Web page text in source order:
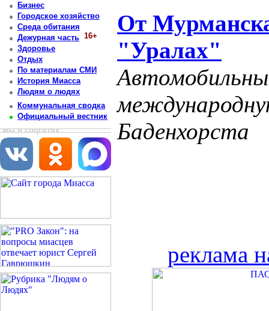
Бизнес
Городское хозяйство
Среда обитания
Дежурная часть 16+
Здоровье
Отдых
По материалам СМИ
История Миасса
Людям о людях
Коммунальная сводка
Официальный вестник
мы в соцсетях
От
"Уралах"
Баденхорста
реклама